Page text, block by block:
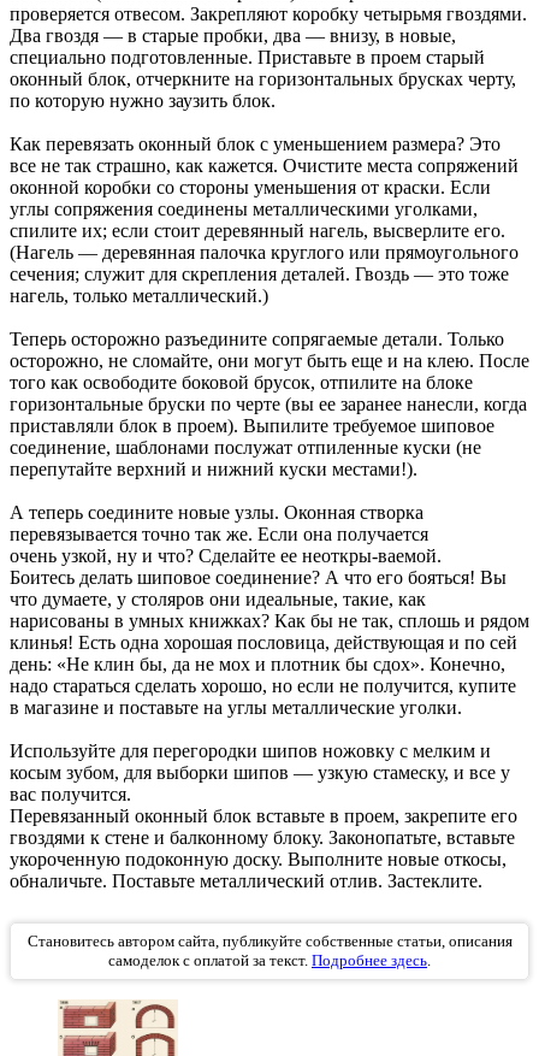
проверяется отвесом. Закрепляют коробку четырьмя гвоздями.
Два гвоздя — в старые пробки, два — внизу, в новые,
специально подготовленные. Приставьте в проем старый
оконный блок, отчеркните на горизонтальных брусках черту,
по которую нужно заузить блок.
Как перевязать оконный блок с уменьшением размера? Это
все не так страшно, как кажется. Очистите места сопряжений
оконной коробки со стороны уменьшения от краски. Если
углы сопряжения соединены металлическими уголками,
спилите их; если стоит деревянный нагель, высверлите его.
(Нагель — деревянная палочка круглого или прямоугольного
сечения; служит для скрепления деталей. Гвоздь — это тоже
нагель, только металлический.)
Теперь осторожно разъедините сопрягаемые детали. Только
осторожно, не сломайте, они могут быть еще и на клею. После
того как освободите боковой брусок, отпилите на блоке
горизонтальные бруски по черте (вы ее заранее нанесли, когда
приставляли блок в проем). Выпилите требуемое шиповое
соединение, шаблонами послужат отпиленные куски (не
перепутайте верхний и нижний куски местами!).
А теперь соедините новые узлы. Оконная створка
перевязывается точно так же. Если она получается
очень узкой, ну и что? Сделайте ее неоткры-ваемой.
Боитесь делать шиповое соединение? А что его бояться! Вы
что думаете, у столяров они идеальные, такие, как
нарисованы в умных книжках? Как бы не так, сплошь и рядом
клинья! Есть одна хорошая пословица, действующая и по сей
день: «Не клин бы, да не мох и плотник бы сдох». Конечно,
надо стараться сделать хорошо, но если не получится, купите
в магазине и поставьте на углы металлические уголки.
Используйте для перегородки шипов ножовку с мелким и
косым зубом, для выборки шипов — узкую стамеску, и все у
вас получится.
Перевязанный оконный блок вставьте в проем, закрепите его
гвоздями к стене и балконному блоку. Законопатьте, вставьте
укороченную подоконную доску. Выполните новые откосы,
обналичьте. Поставьте металлический отлив. Застеклите.
Становитесь автором сайта, публикуйте собственные статьи, описания
самоделок с оплатой за текст. Подробнее здесь.